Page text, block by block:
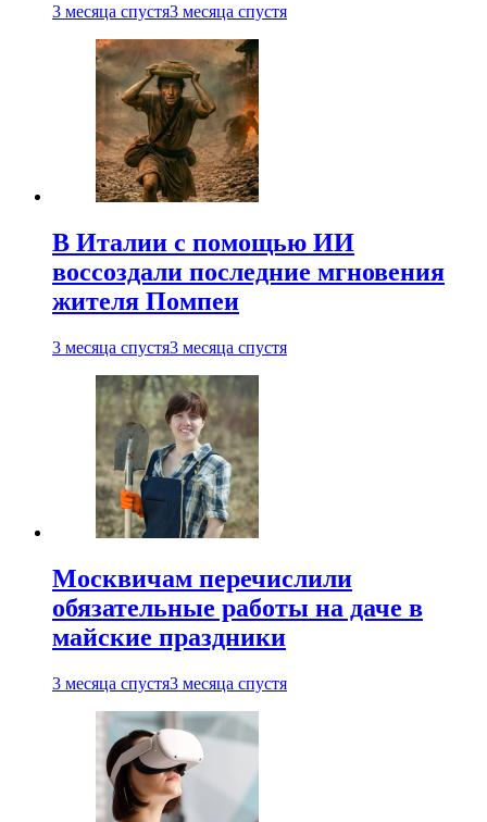
3 месяца спустя3 месяца спустя
В Италии с помощью ИИ
воссоздали последние мгновения
жителя Помпеи
3 месяца спустя3 месяца спустя
Москвичам перечислили
обязательные работы на даче в
майские праздники
3 месяца спустя3 месяца спустя